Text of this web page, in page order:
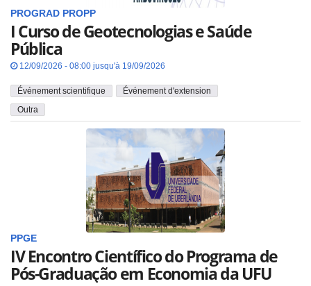
PROGRAD PROPP
I Curso de Geotecnologias e Saúde
Pública
12/09/2026 - 08:00 jusqu'à 19/09/2026
Événement scientifique
Événement d'extension
Outra
PPGE
IV Encontro Científico do Programa de
Pós-Graduação em Economia da UFU